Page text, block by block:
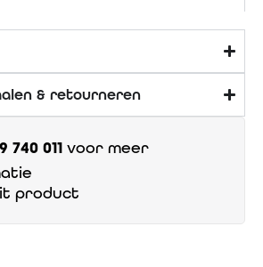
& retourneren
740 011 voor meer
product